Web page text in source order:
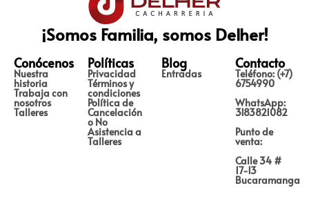
¡Somos Familia, somos Delher!
Conócenos
Nuestra
historia
Trabaja con
nosotros
Talleres
Políticas
Privacidad
Términos y
condiciones
Política de
Cancelación
o No
Asistencia a
Talleres
Blog
Entradas
Contacto
Teléfono: (+7)
6754990
WhatsApp:
3183821082
Punto de
venta:
Calle 34 #
17-13
Bucaramanga